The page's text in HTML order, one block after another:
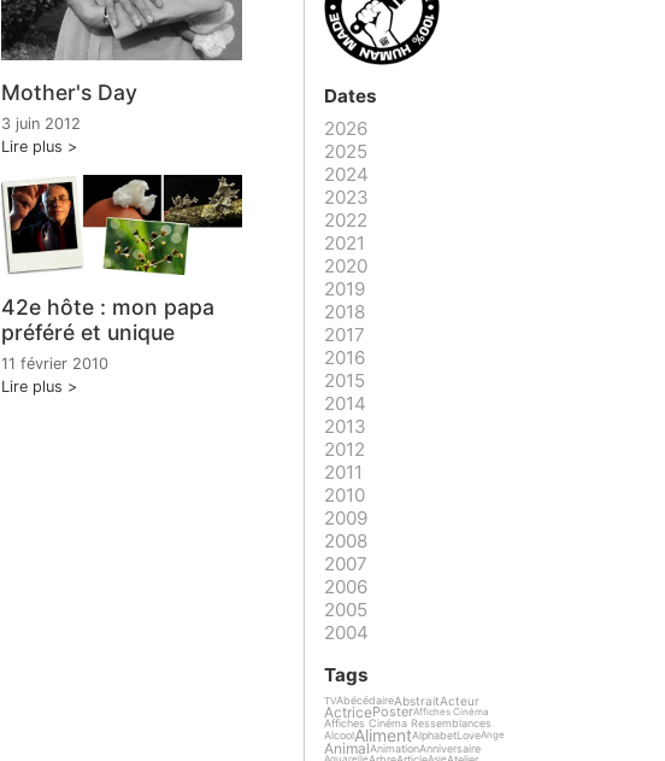
Mother's Day
3 juin 2012
Lire plus
42e hôte : mon papa
préféré et unique
11 février 2010
Lire plus
Dates
2026
2025
2024
2023
2022
2021
2020
2019
2018
2017
2016
2015
2014
2013
2012
2011
2010
2009
2008
2007
2006
2005
2004
Tags
TVAbécédaireAbstraitActeur
ActricePosterAffiches Cinéma
Affiches Cinéma Ressemblances
AlcoolAlimentAlphabetLoveAnge
AnimalAnimationAnniversaire